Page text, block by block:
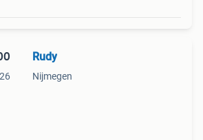
Rudy
Nijmegen